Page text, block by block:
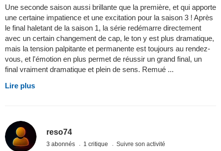
Une seconde saison aussi brillante que la première, et qui apporte
une certaine impatience et une excitation pour la saison 3 ! Après
le final haletant de la saison 1, la série redémarre directement
avec un certain changement de cap, le ton y est plus dramatique,
mais la tension palpitante et permanente est toujours au rendez-
vous, et l'émotion en plus permet de réussir un grand final, un
final vraiment dramatique et plein de sens. Remué ...
Lire plus
reso74
3 abonnés 1 critique Suivre son activité